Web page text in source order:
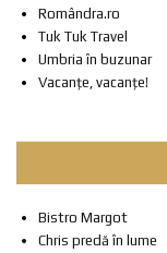
Romândra.ro
Tuk Tuk Travel
Umbria în buzunar
Vacanțe, vacanțe!
Bistro Margot
Chris predă în lume